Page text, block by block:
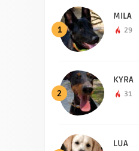
1
MILA
29
2
KYRA
31
LUA